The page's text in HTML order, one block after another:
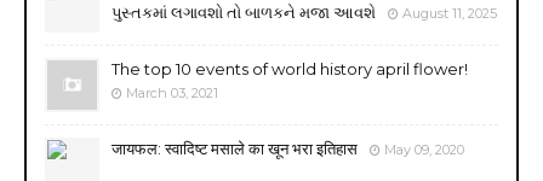
પુસ્તકમાં લગાવશો તો બાળકને મજા આવશે
August 11, 2025
The top 10 events of world history april flower!
March 03, 2021
जायफल: स्वादिष्ट मसाले का खून भरा इतिहास May 09, 2020